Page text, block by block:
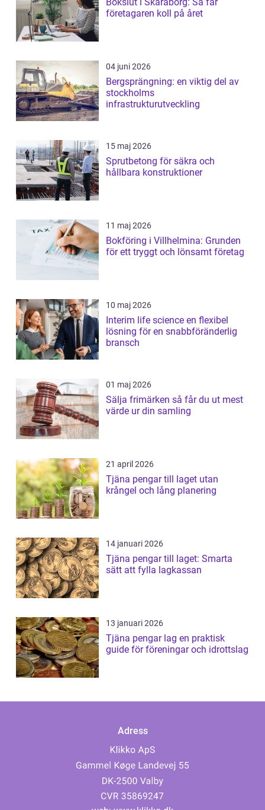
företagaren koll på året
04 juni 2026
Bergsprängning: en viktig del av
stockholms
infrastrukturutveckling
15 maj 2026
Sprutbetong för säkra och
hållbara konstruktioner
11 maj 2026
Bokföring i Villhelmina: Grunden
för ett tryggt och lönsamt företag
10 maj 2026
Interim life science en flexibel
lösning för en snabbföränderlig
bransch
01 maj 2026
Sälja frimärken så får du ut mest
värde ur din samling
21 april 2026
Tjäna pengar till laget utan
krångel och lång planering
14 januari 2026
Tjäna pengar till laget: Smarta
sätt att fylla lagkassan
13 januari 2026
Tjäna pengar lag en praktisk
guide för föreningar och idrottslag
Adress